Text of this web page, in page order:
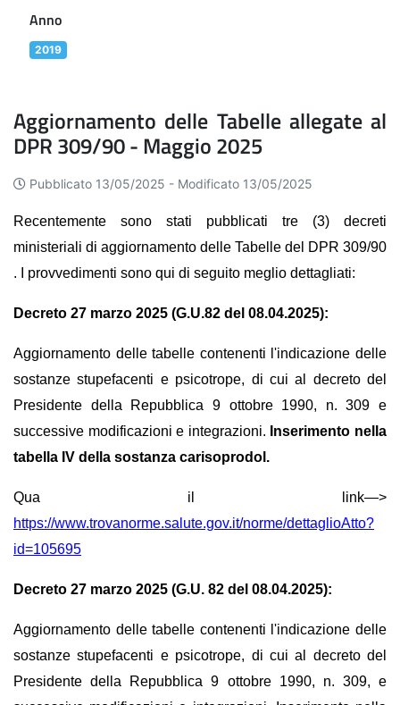
Anno
2019
Aggiornamento delle Tabelle allegate al
DPR 309/90 - Maggio 2025
Pubblicato 13/05/2025 - Modificato 13/05/2025
Recentemente sono stati pubblicati tre (3) decreti
ministeriali di aggiornamento delle Tabelle del DPR 309/90
. I provvedimenti sono qui di seguito meglio dettagliati:
Decreto 27 marzo 2025 (G.U.82 del 08.04.2025):
Aggiornamento delle tabelle contenenti l'indicazione delle
sostanze stupefacenti e psicotrope, di cui al decreto del
Presidente della Repubblica 9 ottobre 1990, n. 309 e
successive modificazioni e integrazioni. Inserimento nella
tabella IV della sostanza carisoprodol.
Qua il link—>
https://www.trovanorme.salute.gov.it/norme/dettaglioAtto?
id=105695
Decreto 27 marzo 2025 (G.U. 82 del 08.04.2025):
Aggiornamento delle tabelle contenenti l'indicazione delle
sostanze stupefacenti e psicotrope, di cui al decreto del
Presidente della Repubblica 9 ottobre 1990, n. 309, e